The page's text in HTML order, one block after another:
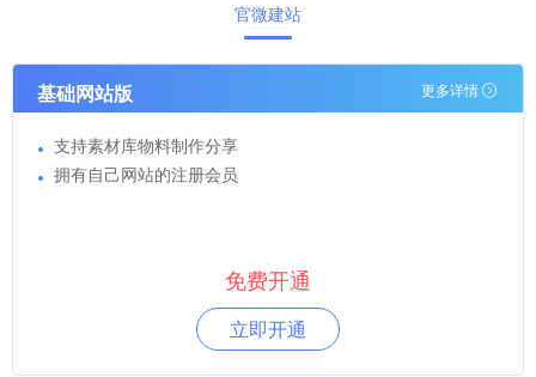
官微建站
基础网站版 更多详情
支持素材库物料制作分享
拥有自己网站的注册会员
免费开通
立即开通